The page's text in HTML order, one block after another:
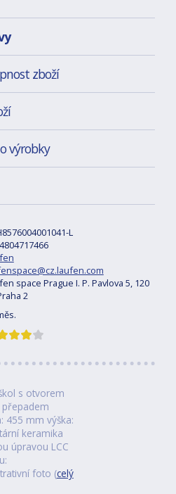
zboží
výrobky
L
space Prague I. P. Pavlova 5, 120
2
s otvorem
455 mm výška:
keramika
úpravou LCC
foto (celý